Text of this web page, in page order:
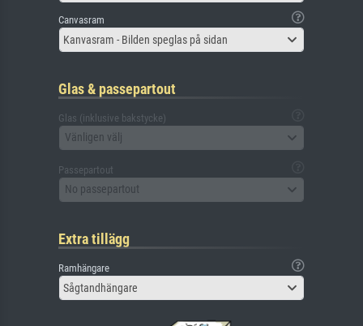
Canvasram
Kanvasram - Bilden speglas på sidan
Glas & passepartout
Glas (inklusive bakstycke)
Vänligen välj
Passepartout
No passepartout
Extra tillägg
Ramhängare
Sågtandhängare